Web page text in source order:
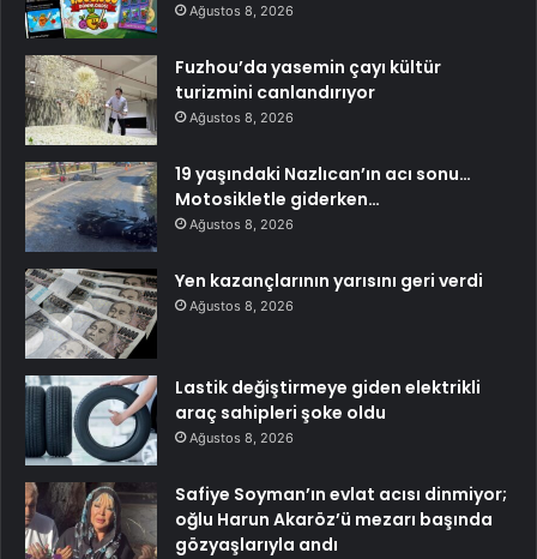
Ağustos 8, 2026
Fuzhou’da yasemin çayı kültür
turizmini canlandırıyor
Ağustos 8, 2026
19 yaşındaki Nazlıcan’ın acı sonu…
Motosikletle giderken…
Ağustos 8, 2026
Yen kazançlarının yarısını geri verdi
Ağustos 8, 2026
Lastik değiştirmeye giden elektrikli
araç sahipleri şoke oldu
Ağustos 8, 2026
Safiye Soyman’ın evlat acısı dinmiyor;
oğlu Harun Akaröz’ü mezarı başında
gözyaşlarıyla andı